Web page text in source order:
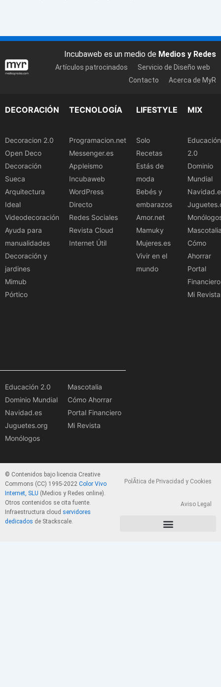
Incubaweb es un medio de Medios y Redes
Artículos patrocinados
Servicio de Diseño web
Contacto
Acerca de MyR
DECORACIÓN
Decoracion 2.0
Open Deco
Decoración
Sueca
Arquitectura
Ideal
Videodecoración
Ayuda para
manualidades
Decoración y
jardines
Mimub
Pórtico
TECNOLOGÍA
Programacion.net
Messenger.es
Appleismo
Incubaweb
WordPress
Directo
Redes Sociales
Revista Cloud
Internet Útil
LIFESTYLE
Solo
Recetas
Estás de
moda
Bebés y
embarazos
Amor.net
Mamuky
Mujeres.es
Vivir en el
mundo
MIX
Educación
2.0
Dominio
Mundial
Cómo
Ahorrar
Portal
Financiero
Mi Revista
Educación 2.0
Dominio Mundial
Navidad.es
Juguetes.org
Monólogos
Mascotalia
Cómo Ahorrar
Portal Financiero
Mi Revista
© Contenidos bajo licencia Creative
Commons (CC) 1995-2022 Color Vivo
Internet, SLU (Medios y Redes online).
Otros contenidos se cita fuente.
Infraestructura cloud servidores
dedicados de Stackscale.
PolÃ­tica de Privacidad y Cookies
Aviso Legal